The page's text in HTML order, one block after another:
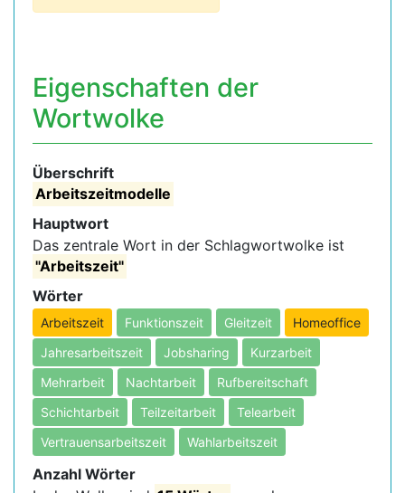
Eigenschaften der
Wortwolke
Überschrift
Arbeitszeitmodelle
Hauptwort
Das zentrale Wort in der Schlagwortwolke ist
"Arbeitszeit"
Wörter
Arbeitszeit Funktionszeit Gleitzeit
Homeoffice
Jahresarbeitszeit
Jobsharing
Kurzarbeit
Mehrarbeit
Nachtarbeit
Rufbereitschaft
Schichtarbeit
Teilzeitarbeit
Telearbeit
Vertrauensarbeitszeit
Wahlarbeitszeit
Anzahl Wörter